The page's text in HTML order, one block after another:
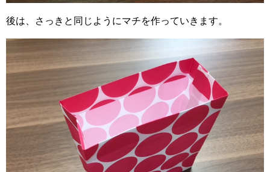
後は、さっきと同じようにマチを作っていきます。